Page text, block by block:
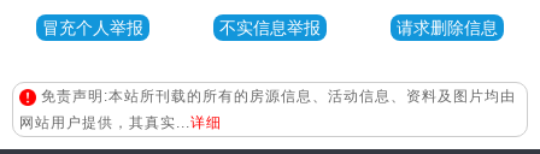
冒充个人举报 不实信息举报 请求删除信息
免责声明:本站所刊载的所有的房源信息、活动信息、资料及图片均由
网站用户提供，其真实...详细